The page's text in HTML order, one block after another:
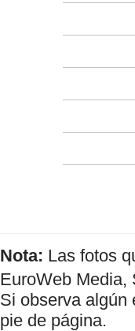
Nota: Las fotos
EuroWeb Media,
Si observa algún
pie de página.